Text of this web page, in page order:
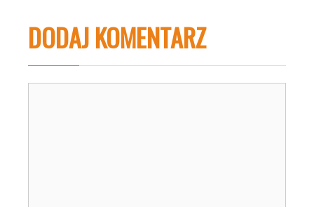
DODAJ KOMENTARZ